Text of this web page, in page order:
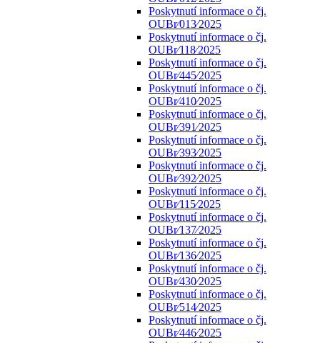
Poskytnutí informace o čj.
OUBr⁄013⁄2025
Poskytnutí informace o čj.
OUBr⁄118⁄2025
Poskytnutí informace o čj.
OUBr⁄445⁄2025
Poskytnutí informace o čj.
OUBr⁄410⁄2025
Poskytnutí informace o čj.
OUBr⁄391⁄2025
Poskytnutí informace o čj.
OUBr⁄393⁄2025
Poskytnutí informace o čj.
OUBr⁄392⁄2025
Poskytnutí informace o čj.
OUBr⁄115⁄2025
Poskytnutí informace o čj.
OUBr⁄137⁄2025
Poskytnutí informace o čj.
OUBr⁄136⁄2025
Poskytnutí informace o čj.
OUBr⁄430⁄2025
Poskytnutí informace o čj.
OUBr⁄514⁄2025
Poskytnutí informace o čj.
OUBr⁄446⁄2025